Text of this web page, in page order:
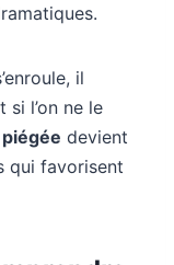
il
l’on ne le
devient
qui favorisent